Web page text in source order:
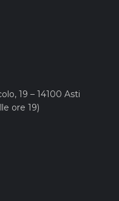
19 – 14100 Asti
ore 19)